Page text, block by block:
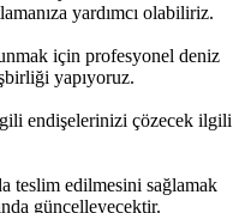
yardımcı olabiliriz.
için profesyonel deniz
yapıyoruz.
endişelerinizi çözecek ilgili
teslim edilmesini sağlamak
güncelleyecektir.